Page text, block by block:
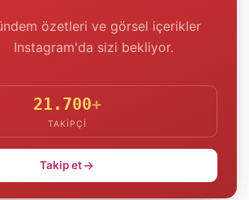
özetleri ve görsel içerikler
Instagram'da sizi bekliyor.
21.700+
TAKIPÇI
Takip et